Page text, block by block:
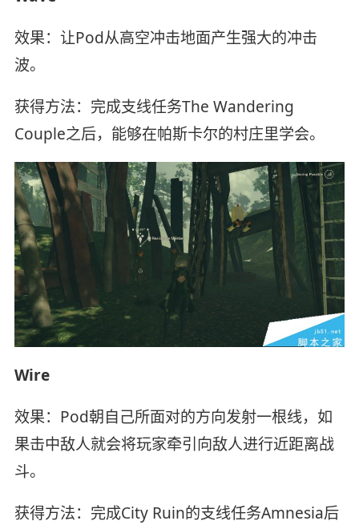
效果：让Pod从高空冲击地面产生强大的冲击
波。
获得方法：完成支线任务The Wandering
Couple之后，能够在帕斯卡尔的村庄里学会。
Wire
效果：Pod朝自己所面对的方向发射一根线，如
果击中敌人就会将玩家牵引向敌人进行近距离战
斗。
获得方法：完成City Ruin的支线任务Amnesia后